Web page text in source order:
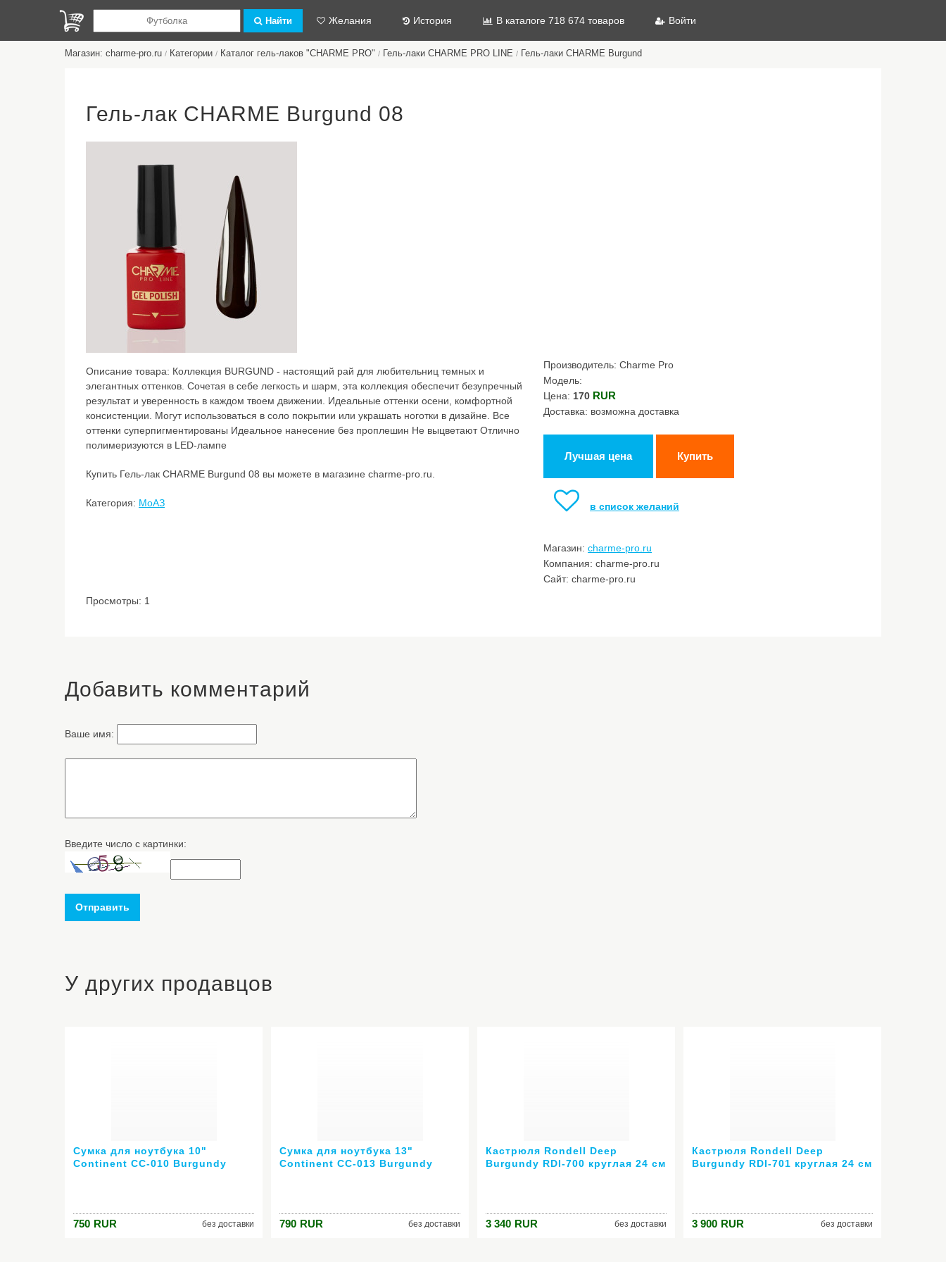
Найти Желания История В каталоге 718 674 товаров Войти
Магазин: charme-pro.ru / Категории / Каталог гель-лаков "CHARME PRO" / Гель-лаки CHARME PRO LINE / Гель-лаки CHARME Burgund
Гель-лак CHARME Burgund 08
Описание товара: Коллекция BURGUND - настоящий рай для любительниц темных и
элегантных оттенков. Сочетая в себе легкость и шарм, эта коллекция обеспечит безупречный
результат и уверенность в каждом твоем движении. Идеальные оттенки осени, комфортной
консистенции. Могут использоваться в соло покрытии или украшать ноготки в дизайне. Все
оттенки суперпигментированы Идеальное нанесение без проплешин Не выцветают Отлично
полимеризуются в LED-лампе
Купить Гель-лак CHARME Burgund 08 вы можете в магазине charme-pro.ru.
Категория: МоАЗ
Производитель: Charme Pro
Модель:
Цена: 170 RUR
Доставка: возможна доставка
Лучшая цена Купить
в список желаний
Магазин: charme-pro.ru
Компания: charme-pro.ru
Сайт: charme-pro.ru
Просмотры: 1
Добавить комментарий
Ваше имя:
Введите число с картинки:
Отправить
У других продавцов
Сумка для ноутбука 10"
Continent CC-010 Burgundy
750 RUR без доставки
Сумка для ноутбука 13"
Continent CC-013 Burgundy
790 RUR без доставки
Кастрюля Rondell Deep
Burgundy RDI-700 круглая 24 см
3 340 RUR без доставки
Кастрюля Rondell Deep
Burgundy RDI-701 круглая 24 см
3 900 RUR без доставки